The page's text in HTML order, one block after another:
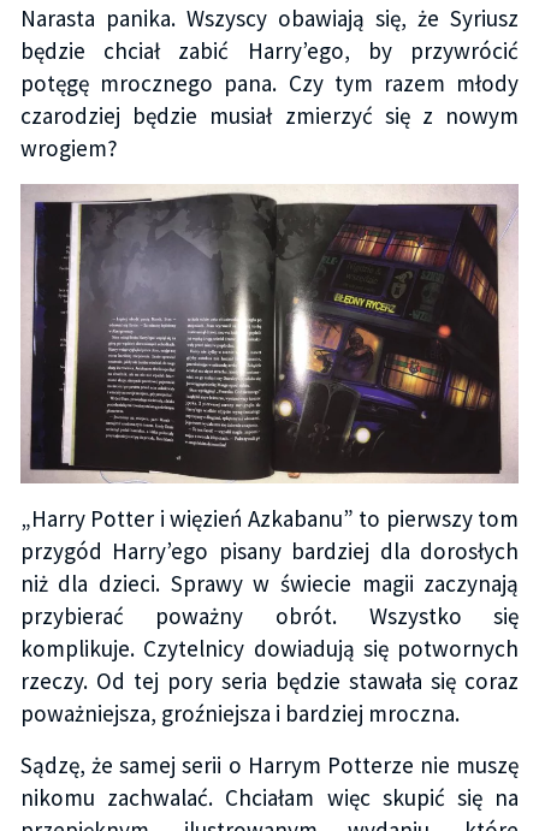
Narasta panika. Wszyscy obawiają się, że Syriusz
będzie chciał zabić Harry’ego, by przywrócić
potęgę mrocznego pana. Czy tym razem młody
czarodziej będzie musiał zmierzyć się z nowym
wrogiem?
„Harry Potter i więzień Azkabanu” to pierwszy tom
przygód Harry’ego pisany bardziej dla dorosłych
niż dla dzieci. Sprawy w świecie magii zaczynają
przybierać poważny obrót. Wszystko się
komplikuje. Czytelnicy dowiadują się potwornych
rzeczy. Od tej pory seria będzie stawała się coraz
poważniejsza, groźniejsza i bardziej mroczna.
Sądzę, że samej serii o Harrym Potterze nie muszę
nikomu zachwalać. Chciałam więc skupić się na